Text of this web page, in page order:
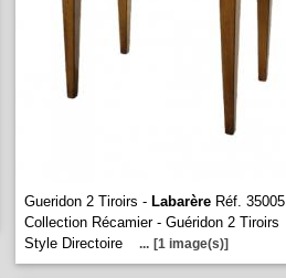
Gueridon 2 Tiroirs - Labarère Réf. 35005
Collection Récamier - Guéridon 2 Tiroirs
Style Directoire
... [1 image(s)]